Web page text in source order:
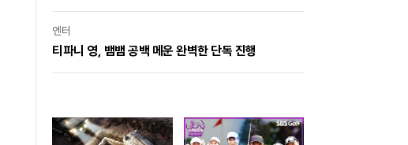
엔터
티파니 영, 뱀뱀 공백 메운 완벽한 단독 진행